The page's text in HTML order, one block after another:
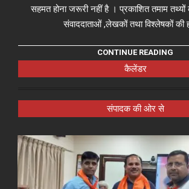
सहमत होना जरूरी नहीं है । प्रकाशित तमाम तथ्यों
संवाददाताओं ,लेखकों तथा विश्लेषकों की
CONTINUE READING
कैलेंडर
संपादक की ओर से